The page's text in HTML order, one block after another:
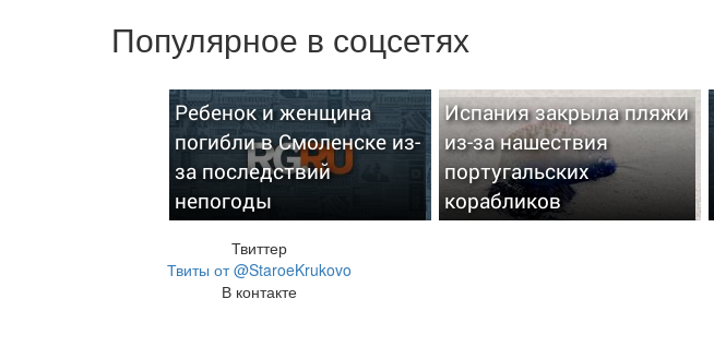
Популярное в соцсетях
Ребенок и женщина
погибли в Смоленске из-
за последствий
непогоды
Испания закрыла пляжи
из-за нашествия
португальских
корабликов
Твиттер
Твиты от @StaroeKrukovo
В контакте